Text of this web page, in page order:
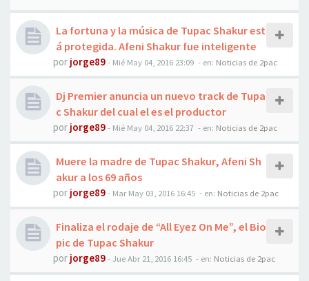
La fortuna y la música de Tupac Shakur est
á protegida. Afeni Shakur fue inteligente
por jorge89- Mié May 04, 2016 23:09 - en: Noticias de 2pac
Dj Premier anuncia un nuevo track de Tupa
c Shakur del cual el es el productor
por jorge89- Mié May 04, 2016 22:37 - en: Noticias de 2pac
Muere la madre de Tupac Shakur, Afeni Sh
akur a los 69 años
por jorge89- Mar May 03, 2016 16:45 - en: Noticias de 2pac
Finaliza el rodaje de “All Eyez On Me”, el Bio
pic de Tupac Shakur
por jorge89-Jue Abr 21, 2016 16:45 - en: Noticias de 2pac